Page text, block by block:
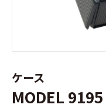
ケース
MODEL 9195